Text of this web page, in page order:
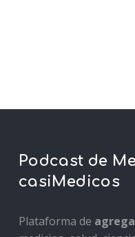
Podcast de
casiMedicos
Plataforma de